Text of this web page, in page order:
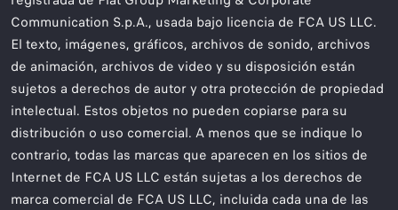
Communication S.p.A., usada bajo licencia de FCA US LLC.
El texto, imágenes, gráficos, archivos de sonido, archivos
de animación, archivos de video y su disposición están
sujetos a derechos de autor y otra protección de propiedad
intelectual. Estos objetos no pueden copiarse para su
distribución o uso comercial. A menos que se indique lo
contrario, todas las marcas que aparecen en los sitios de
Internet de FCA US LLC están sujetas a los derechos de
marca comercial de FCA US LLC, incluida cada una de las